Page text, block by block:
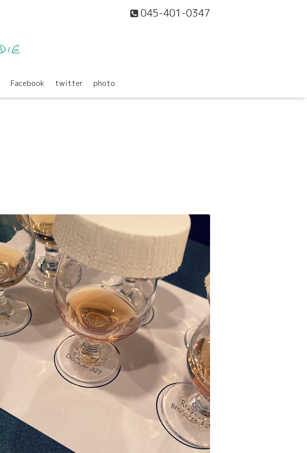
045-401-0347
Facebook twitter photo